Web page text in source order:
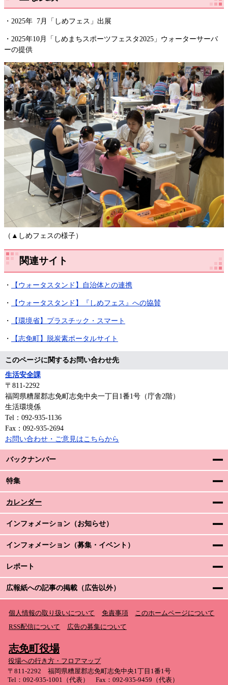
バックナンバー
特集
カレンダー
インフォメーション（お知らせ）
インフォメーション（募集・イベント）
レポート
広報紙への記事の掲載（広告以外）
・2025年 7月「しめフェス」出展
・2025年10月「しめまちスポーツフェスタ2025」ウォーターサーバ
ーの提供
（▲しめフェスの様子）
関連サイト
・ 【ウォータスタンド】自治体との連携
・ 【ウォータスタンド】『しめフェス』への協賛
・ 【環境省】プラスチック・スマート
・ 【志免町】脱炭素ポータルサイト
このページに関するお問い合わせ先
生活安全課
〒811-2292
福岡県糟屋郡志免町志免中央一丁目1番1号（庁舎2階）
生活環境係
Tel：092-935-1136
Fax：092-935-2694
お問い合わせ・ご意見はこちらから
個人情報の取り扱いについて 免責事項
このホームページについて
RSS配信について
広告の募集について
志免町役場
役場への行き方・フロアマップ
〒811-2292 福岡県糟屋郡志免町志免中央1丁目1番1号
Tel：092-935-1001（代表） Fax：092-935-9459（代表）